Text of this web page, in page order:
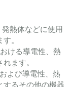
熱体などに使用
。
ける導電性、熱
ます。
よび導電性、熱
するその他の機器